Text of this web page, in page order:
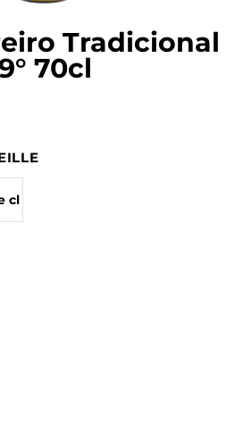
Tradicional
70cl
cl